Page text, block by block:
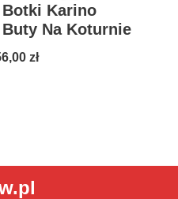
Botki Karino
Na Koturnie
zł